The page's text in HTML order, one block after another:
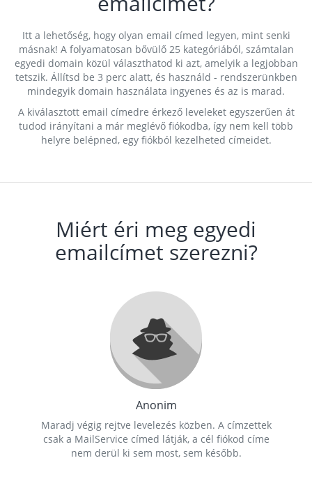
Itt a lehetőség, hogy olyan email címed legyen, mint senki
másnak! A folyamatosan bővülő 25 kategóriából, számtalan
egyedi domain közül választhatod ki azt, amelyik a legjobban
tetszik. Állítsd be 3 perc alatt, és használd - rendszerünkben
mindegyik domain használata ingyenes és az is marad.
A kiválasztott email címedre érkező leveleket egyszerűen át
tudod irányítani a már meglévő fiókodba, így nem kell több
helyre belépned, egy fiókból kezelheted címeidet.
Miért éri meg egyedi
emailcímet szerezni?
Anonim
Maradj végig rejtve levelezés közben. A címzettek
csak a MailService címed látják, a cél fiókod címe
nem derül ki sem most, sem később.